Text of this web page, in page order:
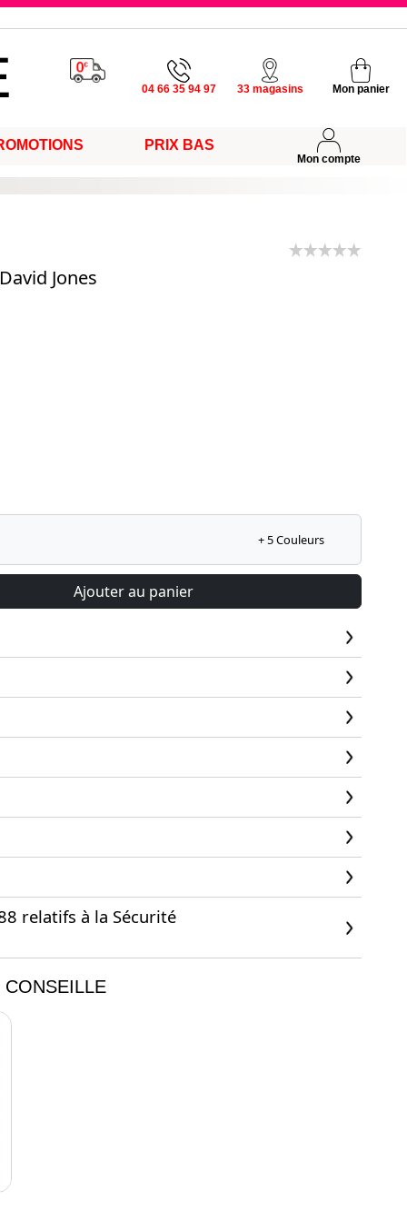
04 66 35 94 97 33 magasins Mon panier
PRIX BAS
Mon compte
Jones
+ 5 Couleurs
Ajouter au panier
relatifs à la Sécurité